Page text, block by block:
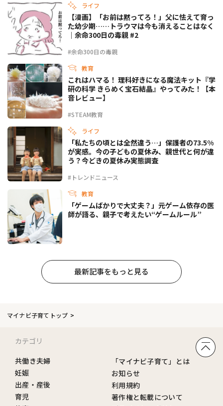
ライフ
#余命300日の毒親
【漫画】「お前は黙ってろ！」父に怯えて育っ
た幼少期……トラウマは今も消えることはなく
｜余命300日の毒親 #2
教育
#STEAM教育
これはハマる！ 理科好きになる魔法キット『学
研の科学 きらめく宝石結晶』やってみた！【本
音レビュー】
ライフ
#トレンドニュース
「私たちの頃とは全然違う…」保護者の73.5%
が実感。今の子どもの夏休み、親世代と何が違
う？今どきの夏休み実態調査
教育
「ゲームばかりで大丈夫？」元ゲーム依存の医
師が語る、親子で考えたい“ゲームルール”
最新記事をもっと見る
マイナビ子育てトップ
カテゴリ
共働き夫婦
妊娠
出産・産後
育児
「マイナビ子育て」とは
お知らせ
利用規約
著作権と転載について